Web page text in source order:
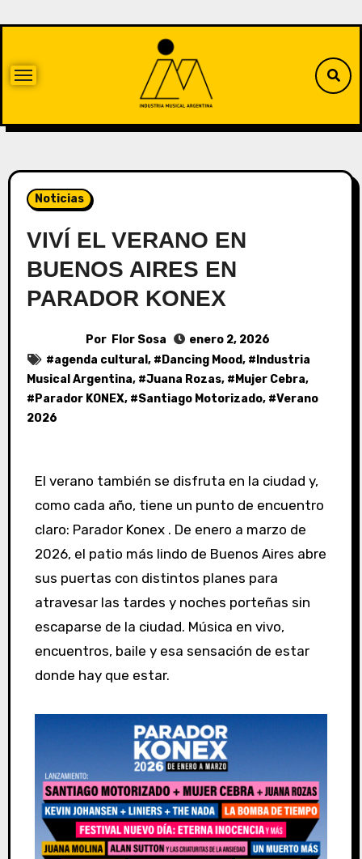
Noticias
VIVÍ EL VERANO EN
BUENOS AIRES EN
PARADOR KONEX
Por Flor Sosa
enero 2, 2026
#agenda cultural , # Dancing Mood, # Industria
Musical Argentina, #Juana Rozas, # Mujer Cebra,
# Parador KONEX, #Santiago Motorizado, #Verano
2026
El verano también se disfruta en la ciudad y,
como cada año, tiene un punto de encuentro
claro: Parador Konex . De enero a marzo de
2026, el patio más lindo de Buenos Aires abre
sus puertas con distintos planes para
atravesar las tardes y noches porteñas sin
escaparse de la ciudad. Música en vivo,
encuentros, baile y esa sensación de estar
donde hay que estar.